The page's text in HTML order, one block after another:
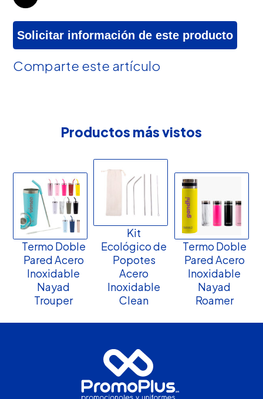
Solicitar información de este producto
Comparte este artículo
Productos más vistos
Termo Doble
Pared Acero
Inoxidable
Nayad
Trouper
Kit
Ecológico de
Popotes
Acero
Inoxidable
Clean
Termo Doble
Pared Acero
Inoxidable
Nayad
Roamer